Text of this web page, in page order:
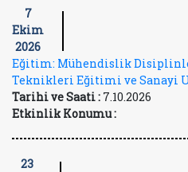
7
Ekim
2026
Eğitim: Mühendislik
Teknikleri Eğitimi ve Sanayi
Tarihi ve Saati : 7.10.2026
Etkinlik Konumu :
23